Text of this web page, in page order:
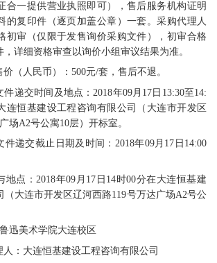
合一提供营业执照即可），售后服务机构证明
的复印件（逐页加盖公章）一套。采购代理人
初审（仅限于发售询价采购文件），初审合格
详细资格审查以询价小组审议结果为准。
（人民币）：500元/套，售后不退。
递交时间及地点：2018年09月17日13:30至14:
连恒基建设工程咨询有限公司（大连市开发区
场A2号公寓10层）开标室。
件递交截止日期及时间：2018年09月17日14:00
地点：2018年09月17日14时00分在大连恒基建
（大连市开发区辽河西路119号万达广场A2号公
迅美术学院大连校区
：大连恒基建设工程咨询有限公司